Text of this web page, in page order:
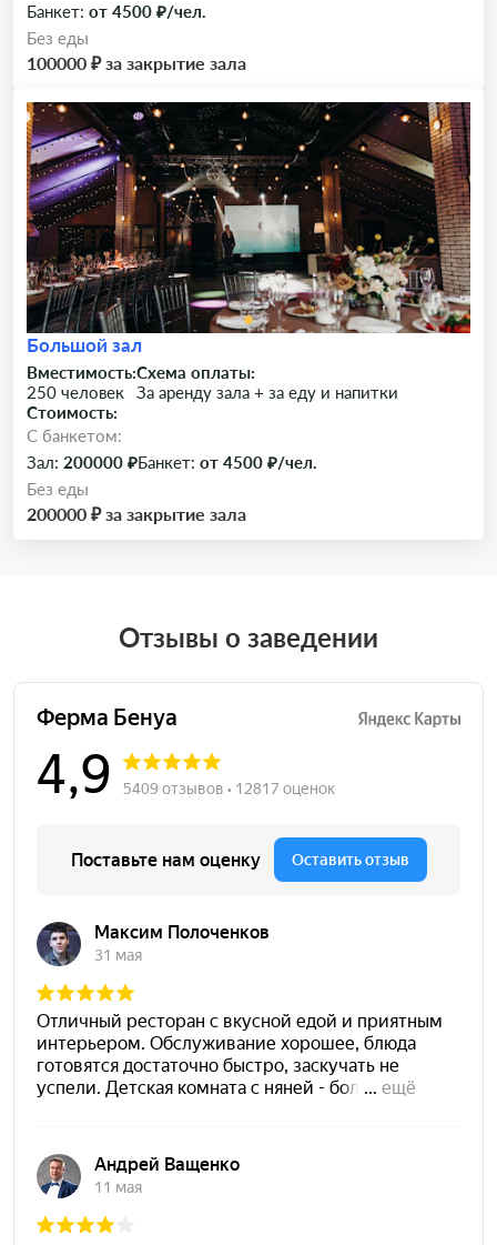
Банкет: от 4500 ₽/чел.
Без еды
100000 ₽ за закрытие зала
Большой зал
Вместимость:
250 человек
Схема оплаты:
За аренду зала + за еду и напитки
Стоимость:
C банкетом:
Зал: 200000 ₽Банкет: от 4500 ₽/чел.
Без еды
200000 ₽ за закрытие зала
Отзывы о заведении